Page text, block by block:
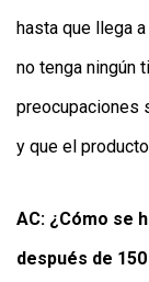
hasta que llega
no tenga ningún
preocupaciones
y que el
AC: ¿Cómo se
después de